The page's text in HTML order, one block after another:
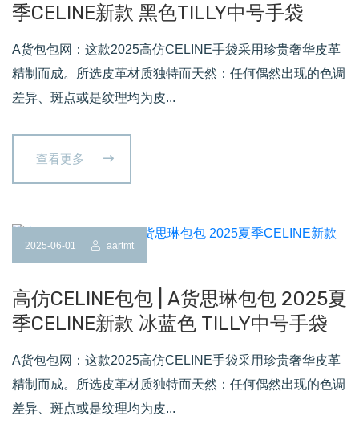
季CELINE新款 黑色TILLY中号手袋
A货包包网：这款2025高仿CELINE手袋采用珍贵奢华皮革
精制而成。所选皮革材质独特而天然：任何偶然出现的色调
差异、斑点或是纹理均为皮...
查看更多
2025-06-01 aartmt
高仿CELINE包包 | A货思琳包包 2025夏
季CELINE新款 冰蓝色 TILLY中号手袋
A货包包网：这款2025高仿CELINE手袋采用珍贵奢华皮革
精制而成。所选皮革材质独特而天然：任何偶然出现的色调
差异、斑点或是纹理均为皮...